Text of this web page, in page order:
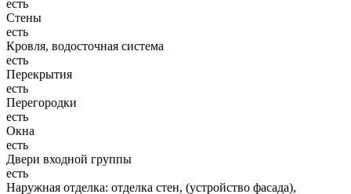
есть
Стены
есть
Кровля, водосточная система
есть
Перекрытия
есть
Перегородки
есть
Окна
есть
Двери входной группы
есть
Наружная отделка: отделка стен, (устройство фасада),